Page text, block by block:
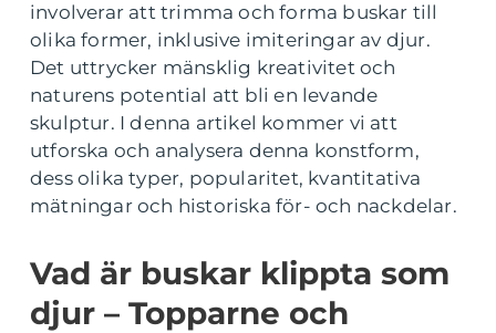
involverar att trimma och forma buskar till
olika former, inklusive imiteringar av djur.
Det uttrycker mänsklig kreativitet och
naturens potential att bli en levande
skulptur. I denna artikel kommer vi att
utforska och analysera denna konstform,
dess olika typer, popularitet, kvantitativa
mätningar och historiska för- och nackdelar.
Vad är buskar klippta som
djur – Topparne och